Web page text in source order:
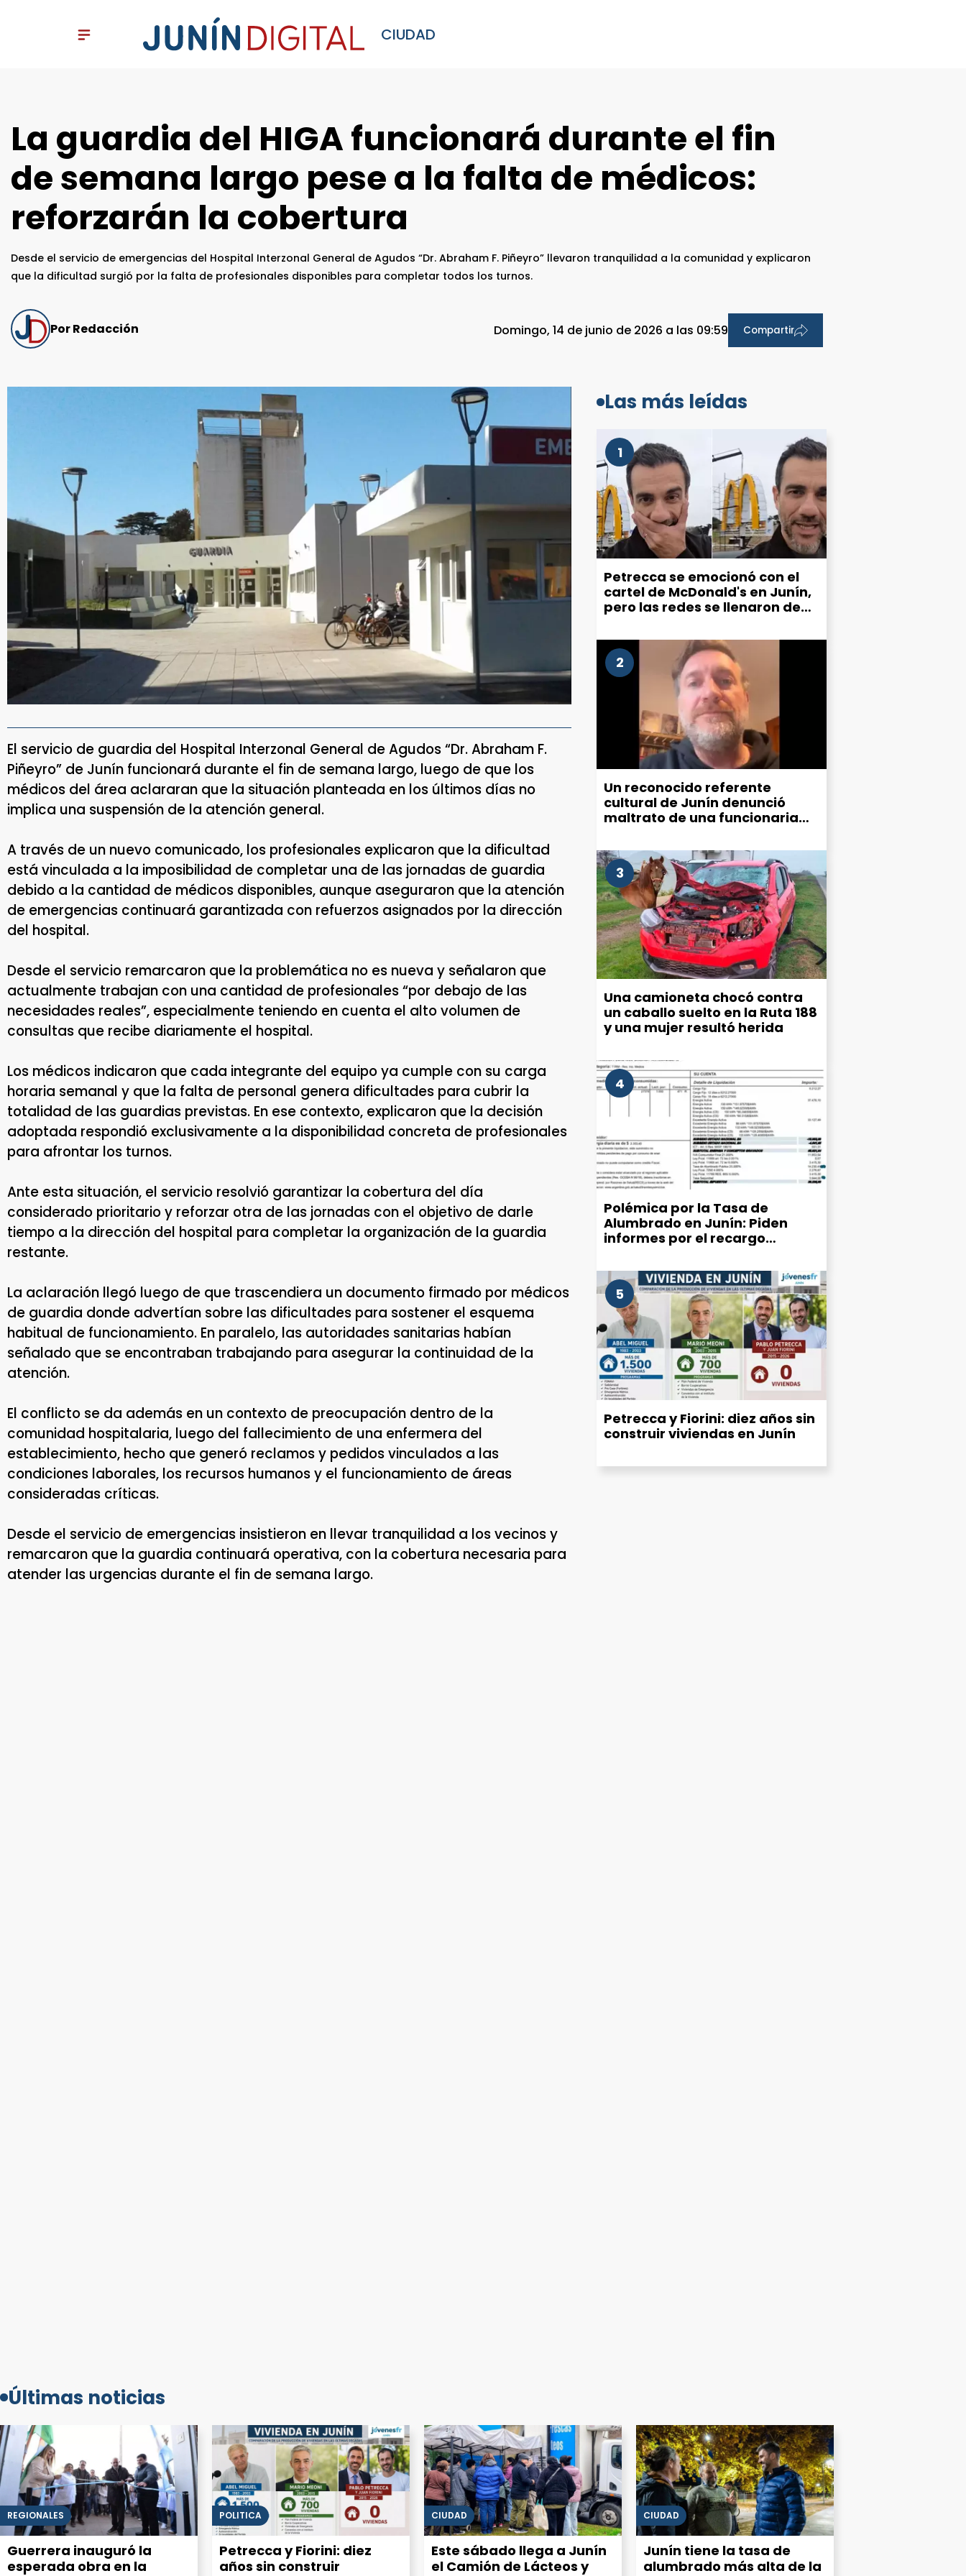
CIUDAD
La guardia del HIGA funcionará durante el fin
de semana largo pese a la falta de médicos:
reforzarán la cobertura
Desde el servicio de emergencias del Hospital Interzonal General de Agudos “Dr. Abraham F. Piñeyro” llevaron tranquilidad a la comunidad y explicaron
que la dificultad surgió por la falta de profesionales disponibles para completar todos los turnos.
Por Redacción Domingo, 14 de junio de 2026 a las 09:59 Compartir
El servicio de guardia del Hospital Interzonal General de Agudos “Dr. Abraham F.
Piñeyro” de Junín funcionará durante el fin de semana largo, luego de que los
médicos del área aclararan que la situación planteada en los últimos días no
implica una suspensión de la atención general.
A través de un nuevo comunicado, los profesionales explicaron que la dificultad
está vinculada a la imposibilidad de completar una de las jornadas de guardia
debido a la cantidad de médicos disponibles, aunque aseguraron que la atención
de emergencias continuará garantizada con refuerzos asignados por la dirección
del hospital.
Desde el servicio remarcaron que la problemática no es nueva y señalaron que
actualmente trabajan con una cantidad de profesionales “por debajo de las
necesidades reales”, especialmente teniendo en cuenta el alto volumen de
consultas que recibe diariamente el hospital.
Los médicos indicaron que cada integrante del equipo ya cumple con su carga
horaria semanal y que la falta de personal genera dificultades para cubrir la
totalidad de las guardias previstas. En ese contexto, explicaron que la decisión
adoptada respondió exclusivamente a la disponibilidad concreta de profesionales
para afrontar los turnos.
Ante esta situación, el servicio resolvió garantizar la cobertura del día
considerado prioritario y reforzar otra de las jornadas con el objetivo de darle
tiempo a la dirección del hospital para completar la organización de la guardia
restante.
La aclaración llegó luego de que trascendiera un documento firmado por médicos
de guardia donde advertían sobre las dificultades para sostener el esquema
habitual de funcionamiento. En paralelo, las autoridades sanitarias habían
señalado que se encontraban trabajando para asegurar la continuidad de la
atención.
El conflicto se da además en un contexto de preocupación dentro de la
comunidad hospitalaria, luego del fallecimiento de una enfermera del
establecimiento, hecho que generó reclamos y pedidos vinculados a las
condiciones laborales, los recursos humanos y el funcionamiento de áreas
consideradas críticas.
Desde el servicio de emergencias insistieron en llevar tranquilidad a los vecinos y
remarcaron que la guardia continuará operativa, con la cobertura necesaria para
atender las urgencias durante el fin de semana largo.
Las más leídas
1
Petrecca se emocionó con el
cartel de McDonald's en Junín,
pero las redes se llenaron de
ciudad
2
Un reconocido referente
cultural de Junín denunció
maltrato de una funcionaria
3
Una camioneta chocó contra
un caballo suelto en la Ruta 188
y una mujer resultó herida
4
Polémica por la Tasa de
Alumbrado en Junín: Piden
informes por el recargo
de luz
5
Petrecca y Fiorini: diez años sin
construir viviendas en Junín
Últimas noticias
REGIONALES
Guerrera inauguró la
esperada obra en la
POLITICA
Petrecca y Fiorini: diez
años sin construir
CIUDAD
Este sábado llega a Junín
el Camión de Lácteos y
CIUDAD
Junín tiene la tasa de
alumbrado más alta de la